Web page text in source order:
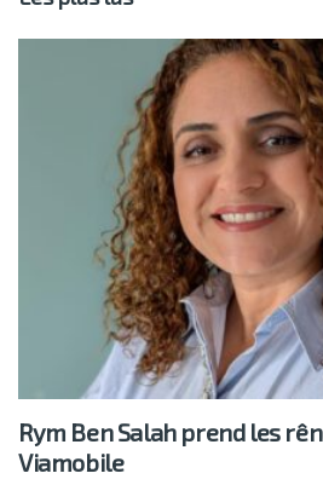
Rym Ben Salah prend les
Viamobile